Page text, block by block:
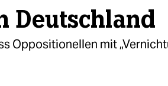
Deutschland
Oppositionellen mit